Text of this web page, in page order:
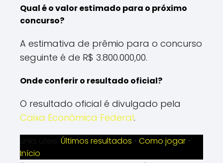
Qual é o valor estimado para o próximo
concurso?
A estimativa de prêmio para o concurso
seguinte é de R$ 3.800.000,00.
Onde conferir o resultado oficial?
O resultado oficial é divulgado pela
Caixa Econômica Federal.
Links úteis: Últimos resultados • Como jogar •
Início